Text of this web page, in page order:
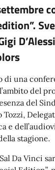
di una
del
del
e
stagione.
Da Vinci